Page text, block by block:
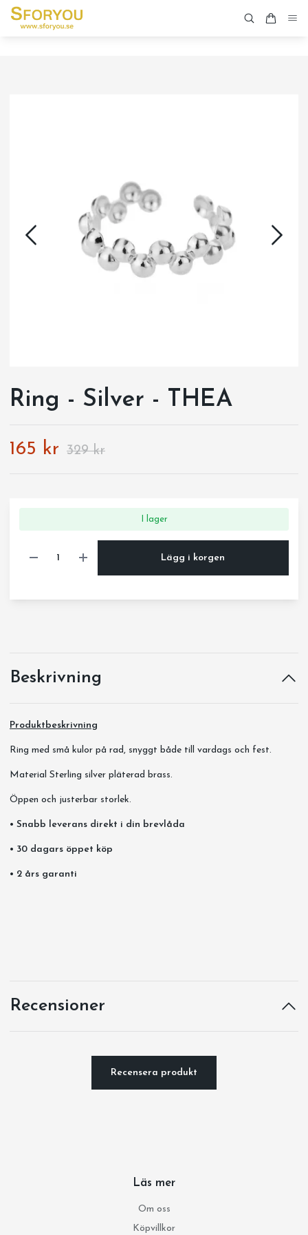
Ring - Silver - THEA
165 kr 329 kr
I lager
Lägg i korgen
Beskrivning
Produktbeskrivning
Ring med små kulor på rad, snyggt både till vardags och fest.
Material Sterling silver pläterad brass.
Öppen och justerbar storlek.
• Snabb leverans direkt i din brevlåda
• 30 dagars öppet köp
• 2 års garanti
Recensioner
Recensera produkt
Läs mer
Om oss
Köpvillkor